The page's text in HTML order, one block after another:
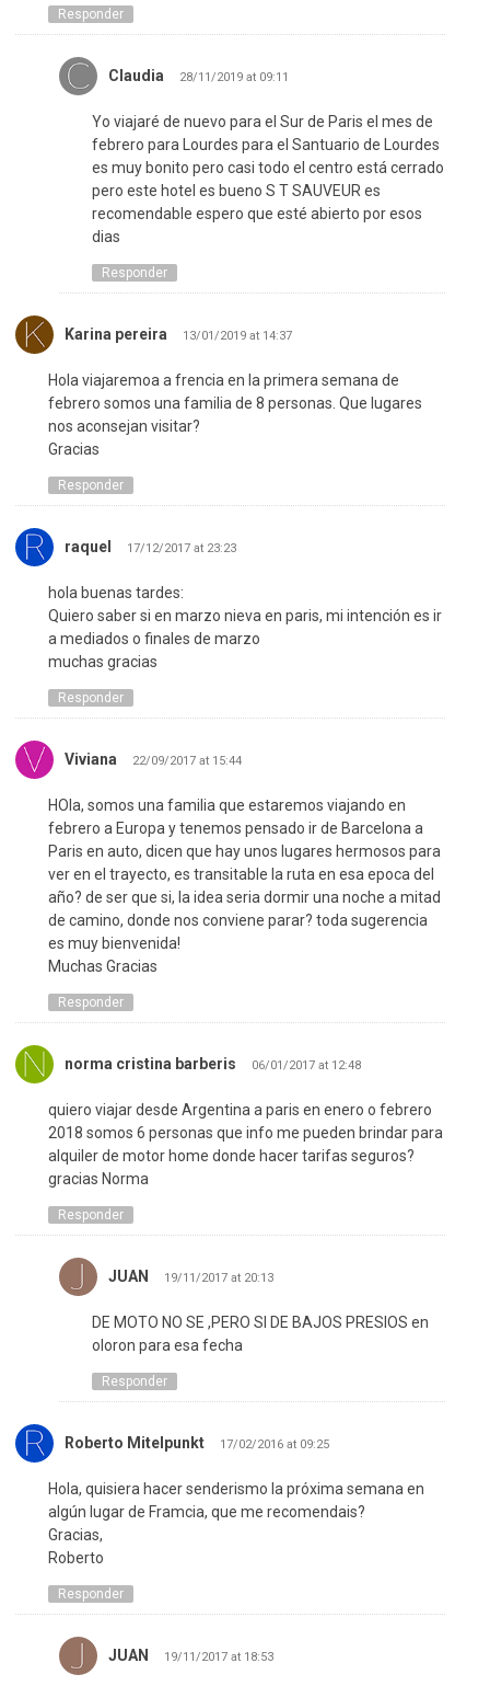
Responder
Claudia 28/11/2019 at 09:11
Yo viajaré de nuevo para el Sur de Paris el mes de
febrero para Lourdes para el Santuario de Lourdes
es muy bonito pero casi todo el centro está cerrado
pero este hotel es bueno S T SAUVEUR es
recomendable espero que esté abierto por esos
dias
Responder
Karina pereira 13/01/2019 at 14:37
Hola viajaremoa a frencia en la primera semana de
febrero somos una familia de 8 personas. Que lugares
nos aconsejan visitar?
Gracias
Responder
raquel 17/12/2017 at 23:23
hola buenas tardes:
Quiero saber si en marzo nieva en paris, mi intención es ir
a mediados o finales de marzo
muchas gracias
Responder
Viviana 22/09/2017 at 15:44
HOla, somos una familia que estaremos viajando en
febrero a Europa y tenemos pensado ir de Barcelona a
Paris en auto, dicen que hay unos lugares hermosos para
ver en el trayecto, es transitable la ruta en esa epoca del
año? de ser que si, la idea seria dormir una noche a mitad
de camino, donde nos conviene parar? toda sugerencia
es muy bienvenida!
Muchas Gracias
Responder
norma cristina barberis 06/01/2017 at 12:48
quiero viajar desde Argentina a paris en enero o febrero
2018 somos 6 personas que info me pueden brindar para
alquiler de motor home donde hacer tarifas seguros?
gracias Norma
Responder
JUAN 19/11/2017 at 20:13
DE MOTO NO SE ,PERO SI DE BAJOS PRESIOS en
oloron para esa fecha
Responder
Roberto Mitelpunkt 17/02/2016 at 09:25
Hola, quisiera hacer senderismo la próxima semana en
algún lugar de Framcia, que me recomendais?
Gracias,
Roberto
Responder
JUAN 19/11/2017 at 18:53